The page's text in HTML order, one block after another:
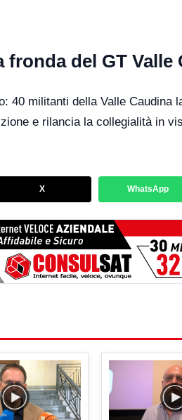
fronda del GT Valle
40 militanti della Valle
e rilancia la collegialità in
X WhatsApp